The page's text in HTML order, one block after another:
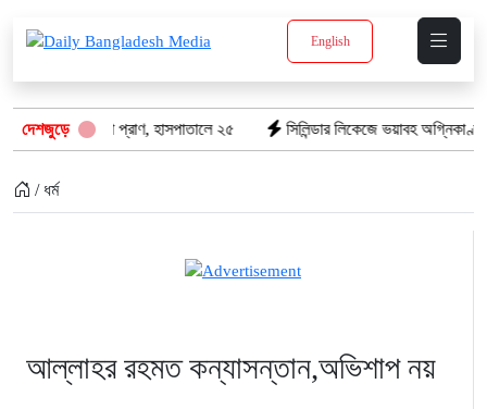
English
দেশজুড়ে
৮টি তাজা প্রাণ, হাসপাতালে ২৫ সিলিন্ডার লিকেজে ভয়াবহ অগ্নিকাণ্ড:
/ ধর্ম
আল্লাহর রহমত কন্যাসন্তান,অভিশাপ নয়